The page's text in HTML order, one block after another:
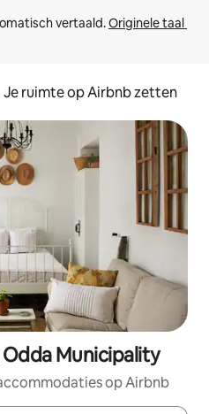
vertaald. Originele taal
Je ruimte op Airbnb zetten
Municipality
op Airbnb